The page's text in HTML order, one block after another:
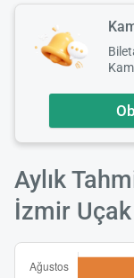
Aylık
İzmir